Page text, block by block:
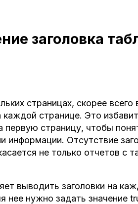
заголовка
страницах, скорее всего
странице. Это
первую страницу, чтобы
информации. Отсутствие
не только отчетов с
выводить заголовки на
нее нужно задать значение